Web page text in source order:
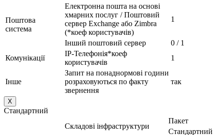
Поштова
система
Електронна пошта на основі
хмарних послуг / Поштовий
сервер Exchange або Zimbra
(*коеф користувачів)
1
Інший поштовий сервер
0 / 1
Комунікації
IP-Телефонія*коеф
користувачів
1
Інше
Запит на понаднормові години
розраховуються по факту
звернення
так
X
Стандартний
Складові інфраструктури
Пакет
Стандартний